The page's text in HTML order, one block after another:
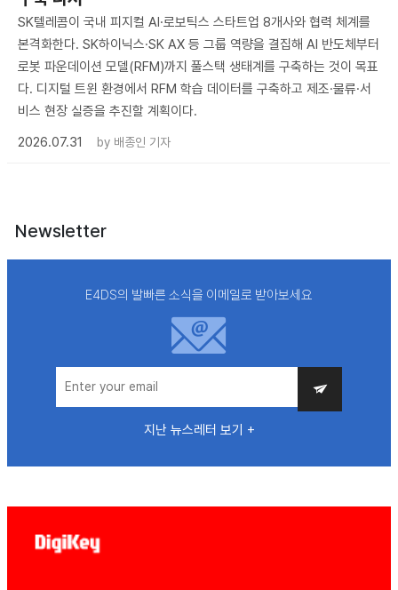
SK텔레콤이 국내 피지컬 AI·로보틱스 스타트업 8개사와 협력 체계를
본격화한다. SK하이닉스·SK AX 등 그룹 역량을 결집해 AI 반도체부터
로봇 파운데이션 모델(RFM)까지 풀스택 생태계를 구축하는 것이 목표
다. 디지털 트윈 환경에서 RFM 학습 데이터를 구축하고 제조·물류·서
비스 현장 실증을 추진할 계획이다.
2026.07.31
by 배종인 기자
Newsletter
E4DS의 발빠른 소식을 이메일로 받아보세요
지난 뉴스레터 보기 +